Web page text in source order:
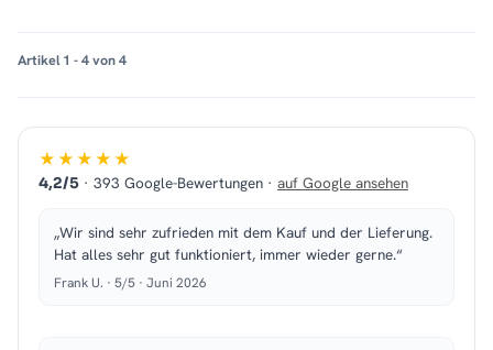
Artikel 1 - 4 von 4
★★★★★
4,2/5 · 393 Google-Bewertungen · auf Google ansehen
„Wir sind sehr zufrieden mit dem Kauf und der Lieferung.
Hat alles sehr gut funktioniert, immer wieder gerne.“
Frank U. · 5/5 · Juni 2026